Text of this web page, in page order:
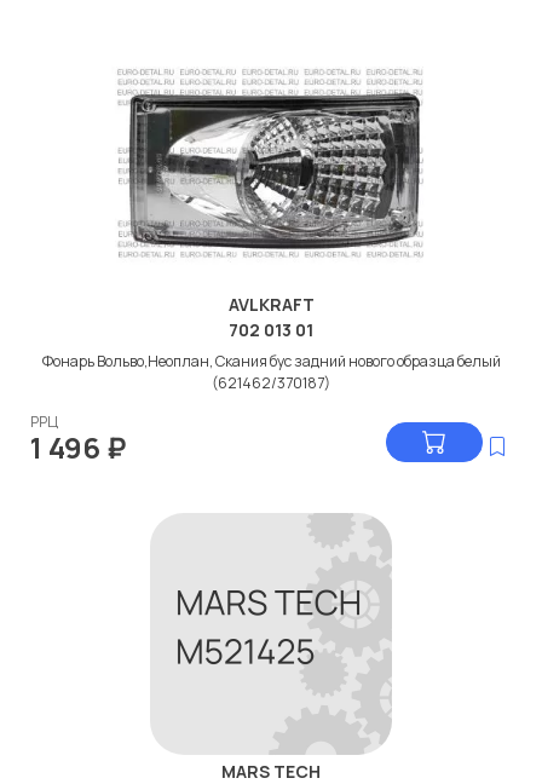
AVLKRAFT
702 013 01
Фонарь Вольво,Неоплан, Скания бус задний нового образца белый
(621462/370187)
РРЦ
1 496 ₽
MARS TECH